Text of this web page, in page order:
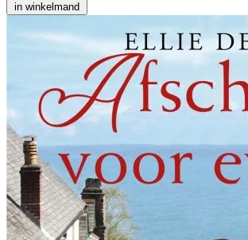
in winkelmand